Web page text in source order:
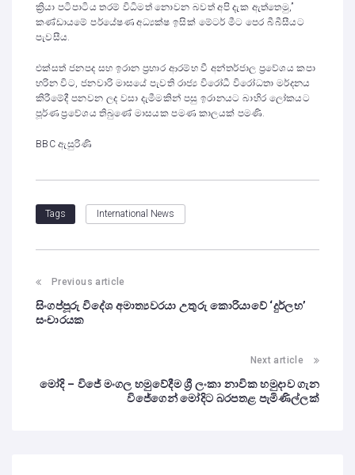
ක්‍රියා පටිපාටිය තරම් විධිමත් නොවන බවත් අපි දැක ඇත්තෙමු,”
කණ්ඩායමේ පර්යේෂණ අධ්‍යක්ෂ ඉසික් මේටර් මීට පෙර බීබීසීයට
පැවසීය.
එක්සත් ජනපද සහ ඉරාන ප්‍රහාර ආරම්භ වී අන්තර්ජාල ප්‍රවේශය කපා
හරින විට, ජනවාරි මාසයේ පැවති රාජ්‍ය විරෝධී විරෝධතා මර්දනය
කිරීමේදී පනවන ලද වසා දැමීමකින් පසු ඉරානයට බාහිර ලෝකයට
පූර්ණ ප්‍රවේශය තිබුණේ මාසයක පමණ කාලයක් පමණි.
BBC ඇසුරිණි
Tags International News
Previous article
සිංගප්පූරු විදේශ අමාත්‍යවරයා උතුරු කොරියාවේ ‘දුර්ලභ’
සංචාරයක
Next article
මෝදි – විජේ මංගල හමුවේදීම ශ්‍රී ලංකා නාවික හමුදාව ගැන
විජේගෙන් මෝදිට බරපතළ පැමිණිල්ලක්